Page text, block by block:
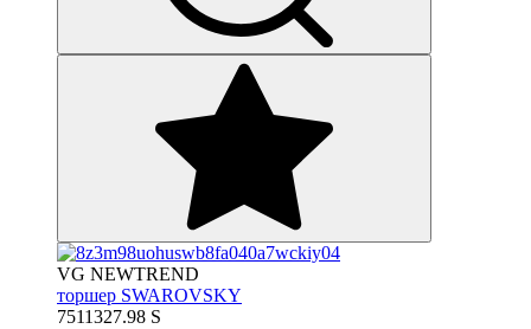
VG NEWTREND
торшер SWAROVSKY
7511327.98 S